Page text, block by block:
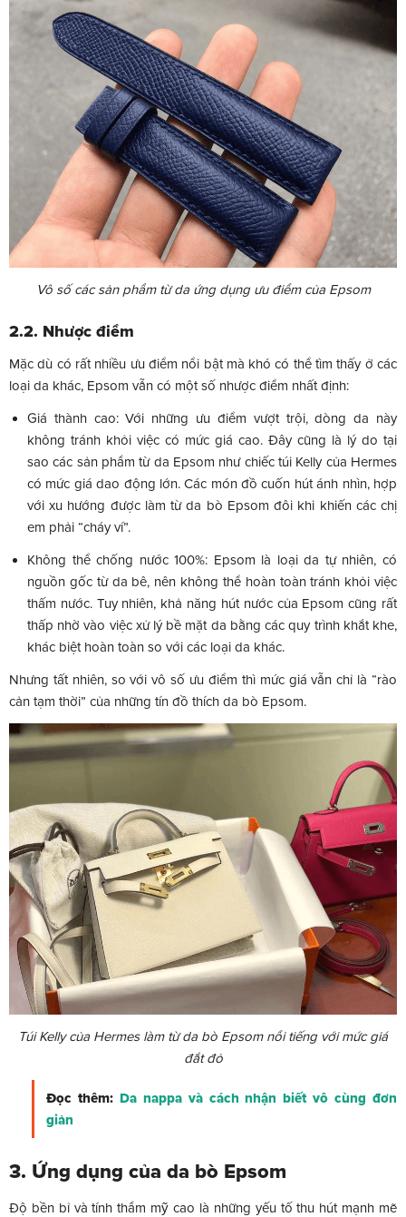
Vô số các sản phẩm từ da ứng dụng ưu điểm của Epsom
2.2. Nhược điểm
Mặc dù có rất nhiều ưu điểm nổi bật mà khó có thể tìm thấy ở các
loại da khác, Epsom vẫn có một số nhược điểm nhất định:
Giá thành cao: Với những ưu điểm vượt trội, dòng da này
không tránh khỏi việc có mức giá cao. Đây cũng là lý do tại
sao các sản phẩm từ da Epsom như chiếc túi Kelly của Hermes
có mức giá dao động lớn. Các món đồ cuốn hút ánh nhìn, hợp
với xu hướng được làm từ da bò Epsom đôi khi khiến các chị
em phải “cháy ví”.
Không thể chống nước 100%: Epsom là loại da tự nhiên, có
nguồn gốc từ da bê, nên không thể hoàn toàn tránh khỏi việc
thấm nước. Tuy nhiên, khả năng hút nước của Epsom cũng rất
thấp nhờ vào việc xử lý bề mặt da bằng các quy trình khắt khe,
khác biệt hoàn toàn so với các loại da khác.
Nhưng tất nhiên, so với vô số ưu điểm thì mức giá vẫn chỉ là “rào
cản tạm thời” của những tín đồ thích da bò Epsom.
Túi Kelly của Hermes làm từ da bò Epsom nổi tiếng với mức giá
đắt đỏ
Đọc thêm: Da nappa và cách nhận biết vô cùng đơn
giản
3. Ứng dụng của da bò Epsom
Độ bền bỉ và tính thẩm mỹ cao là những yếu tố thu hút mạnh mẽ